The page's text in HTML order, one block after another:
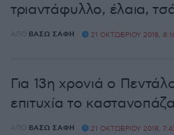
τριαντάφυλλο, έλαια,
ΑΠΌ ΒΆΣΩ ΣΆΦΗ 21 ΟΚΤΩΒΡΊΟΥ 2018,
Για 13η χρονιά ο
επιτυχία το
ΑΠΌ ΒΆΣΩ ΣΆΦΗ 21 ΟΚΤΩΒΡΊΟΥ 2018,